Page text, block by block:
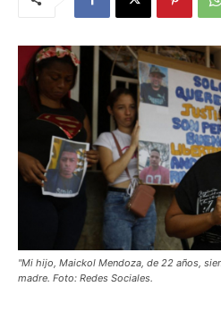
"Mi hijo, Maickol Mendoza, de 22 años,
madre. Foto: Redes Sociales.